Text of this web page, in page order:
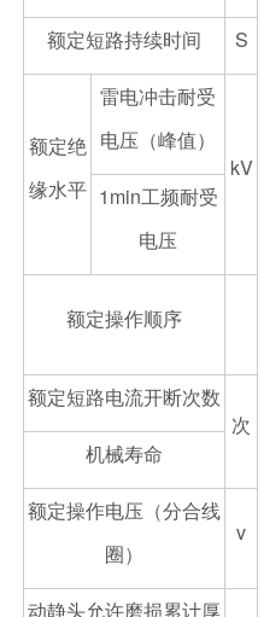
额定短路持续时间 S
额定绝
缘水平
雷电冲击耐受
电压（峰值）
kV
1min工频耐受
电压
额定操作顺序
额定短路电流开断次数
次
机械寿命
额定操作电压（分合线
圈）
v
动静头允许磨损累计厚